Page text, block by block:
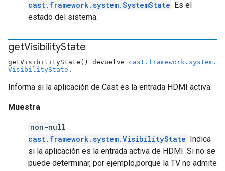
cast.framework.system.SystemState Es el
estado del sistema.
getVisibilityState
getVisibilityState() devuelve cast.framework.system.
VisibilityState .
Informa si la aplicación de Cast es la entrada HDMI activa.
Muestra
non-null
cast.framework.system.VisibilityState Indica
si la aplicación es la entrada activa de HDMI. Si no se
puede determinar, por ejemplo,porque la TV no admite